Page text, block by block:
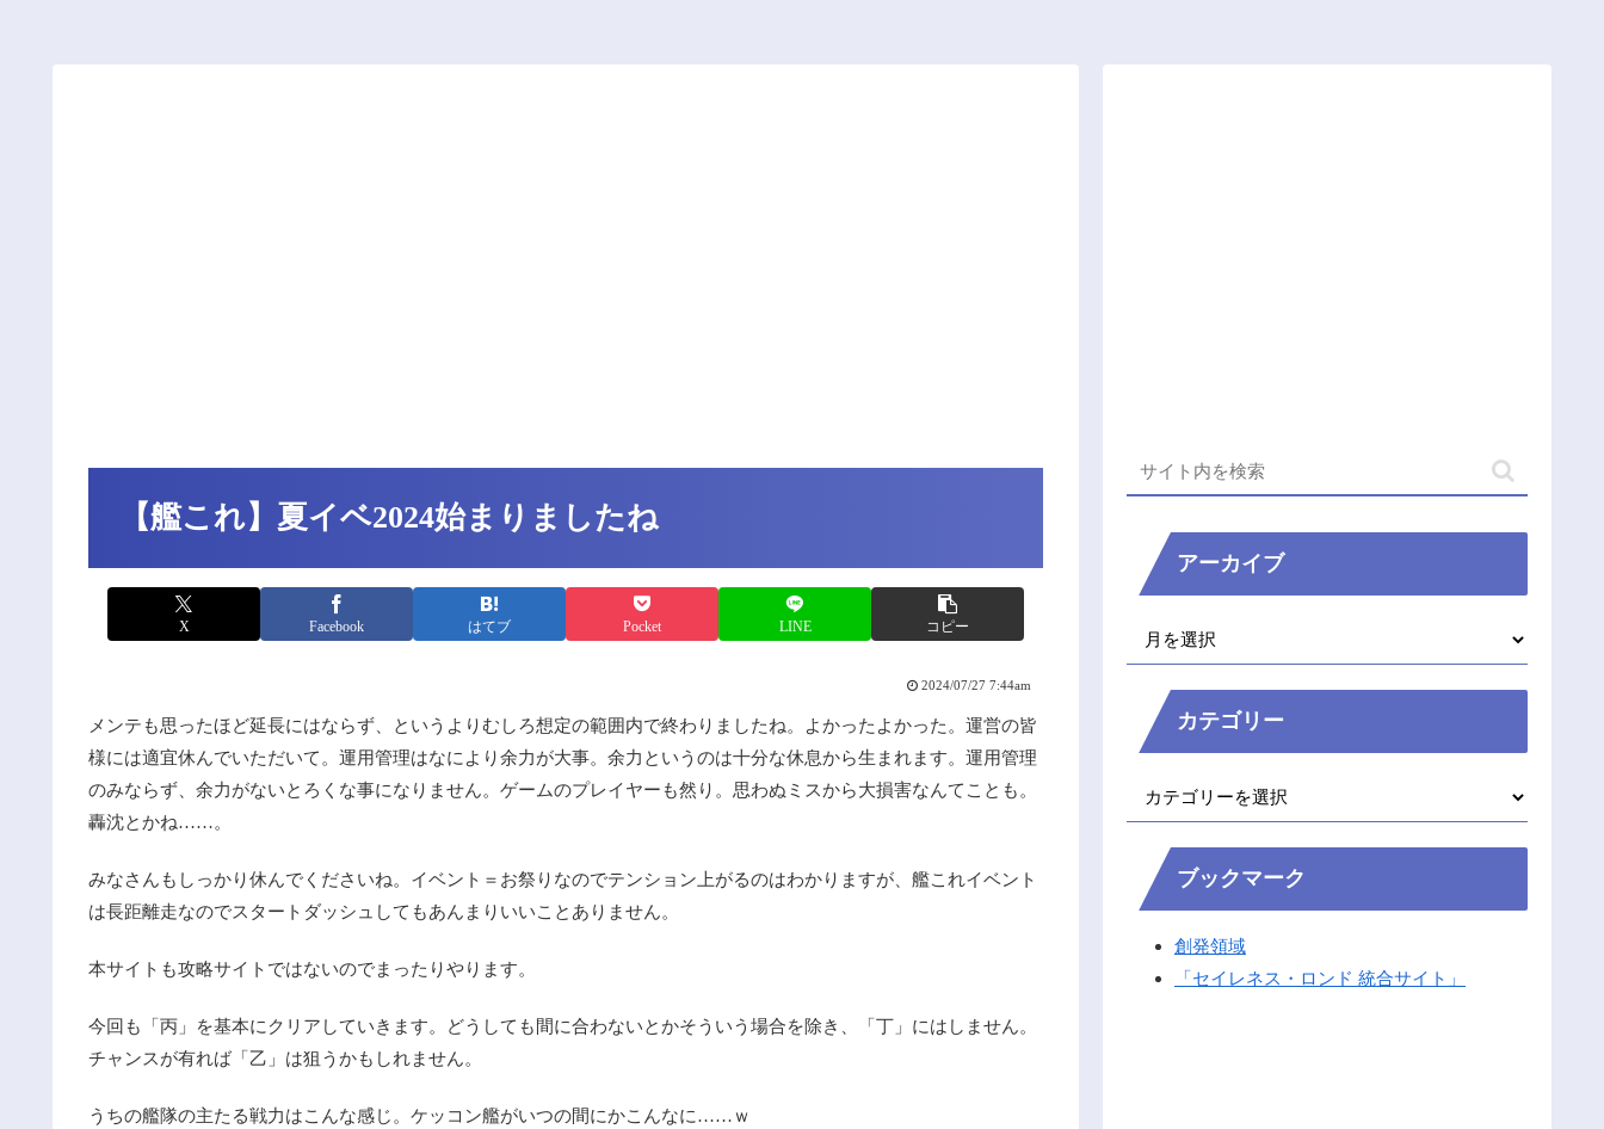
【艦これ】夏イベ2024始まりましたね
X Facebook はてブ Pocket LINE コピー
2024/07/27 7:44am
メンテも思ったほど延長にはならず、というよりむしろ想定の範囲内で終わりましたね。よかったよかった。運営の皆
様には適宜休んでいただいて。運用管理はなにより余力が大事。余力というのは十分な休息から生まれます。運用管理
のみならず、余力がないとろくな事になりません。ゲームのプレイヤーも然り。思わぬミスから大損害なんてことも。
轟沈とかね……。
みなさんもしっかり休んでくださいね。イベント＝お祭りなのでテンション上がるのはわかりますが、艦これイベント
は長距離走なのでスタートダッシュしてもあんまりいいことありません。
本サイトも攻略サイトではないのでまったりやります。
今回も「丙」を基本にクリアしていきます。どうしても間に合わないとかそういう場合を除き、「丁」にはしません。
チャンスが有れば「乙」は狙うかもしれません。
うちの艦隊の主たる戦力はこんな感じ。ケッコン艦がいつの間にかこんなに……ｗ
アーカイブ
カテゴリー
ブックマーク
創発領域
「セイレネス・ロンド 統合サイト」